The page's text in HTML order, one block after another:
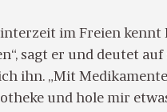
im Freien kennt
sagt er und deutet
ihn. „Mit
und hole mir